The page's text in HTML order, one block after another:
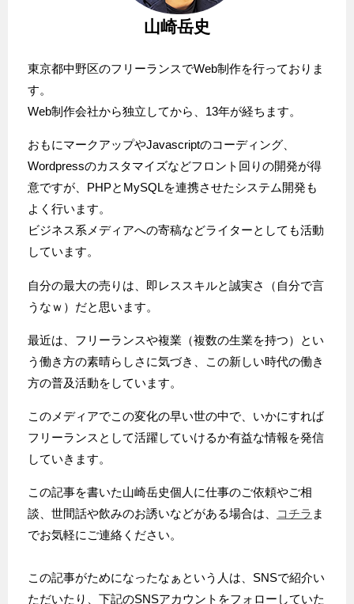
山崎岳史
東京都中野区のフリーランスでWeb制作を行っておりま
す。
Web制作会社から独立してから、13年が経ちます。
おもにマークアップやJavascriptのコーディング、
Wordpressのカスタマイズなどフロント回りの開発が得
意ですが、PHPとMySQLを連携させたシステム開発も
よく行います。
ビジネス系メディアへの寄稿などライターとしても活動
しています。
自分の最大の売りは、即レススキルと誠実さ（自分で言
うなｗ）だと思います。
最近は、フリーランスや複業（複数の生業を持つ）とい
う働き方の素晴らしさに気づき、この新しい時代の働き
方の普及活動をしています。
このメディアでこの変化の早い世の中で、いかにすれば
フリーランスとして活躍していけるか有益な情報を発信
していきます。
この記事を書いた山崎岳史個人に仕事のご依頼やご相
談、世間話や飲みのお誘いなどがある場合は、
コチラ ま
でお気軽にご連絡ください。
この記事がためになったなぁという人は、SNSで紹介い
ただいたり、下記のSNSアカウントをフォローしていた